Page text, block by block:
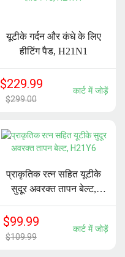
यूटीके गर्दन और कंधे के लिए
हीटिंग पैड, H21N1
$229.99
$299.00
कार्ट में जोड़ें
प्राकृतिक रत्न सहित यूटीके
सुदूर अवरक्त तापन बेल्ट,
H21Y6
$99.99
$109.99
कार्ट में जोड़ें